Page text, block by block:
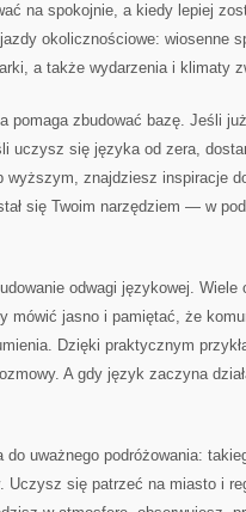
na spokojnie, a kiedy lepiej
okolicznościowe: wiosenne
a także wydarzenia i klimaty
pomaga zbudować bazę. Jeśli
uczysz się języka od zera,
znajdziesz inspiracje
się Twoim narzędziem — w
odwagi językowej. Wiele
mówić jasno i pamiętać, że
Dzięki praktycznym
A gdy język zaczyna
uważnego podróżowania:
Uczysz się patrzeć na miasto i